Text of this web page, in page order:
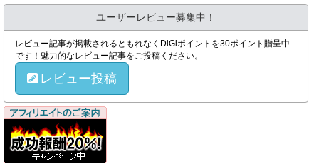
ユーザーレビュー募集中！
レビュー記事が掲載されるともれなくDiGiポイントを30ポイント贈呈中
です！魅力的なレビュー記事をご投稿ください。
レビュー投稿